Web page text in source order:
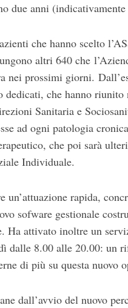
due anni
che hanno scelto
altri 640 che
nei prossimi giorni.
dedicati, che hanno
Sanitaria e
ad ogni patologia
che poi sarà
Individuale.
un’attuazione rapida,
sofware gestionale
Ha attivato inoltre un
dalle 8.00 alle 20.00: un
di più su questa nuovo
dall’avvio del nuovo